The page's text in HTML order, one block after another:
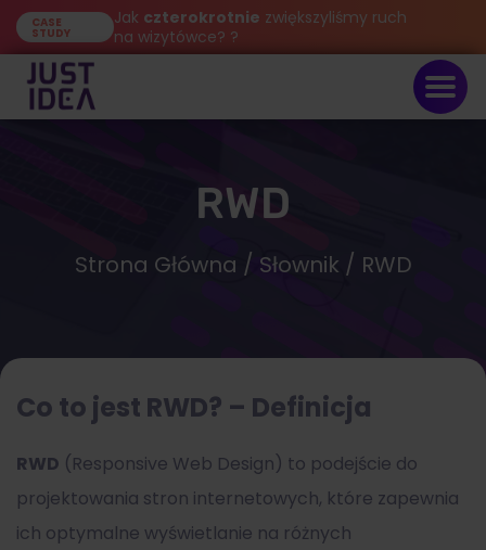
CASE
STUDY
Jak czterokrotnie zwiększyliśmy ruch
na wizytówce? ?
RWD
Strona Główna / Słownik / RWD
Co to jest RWD? – Definicja
RWD (Responsive Web Design) to podejście do
projektowania stron internetowych, które zapewnia
ich optymalne wyświetlanie na różnych